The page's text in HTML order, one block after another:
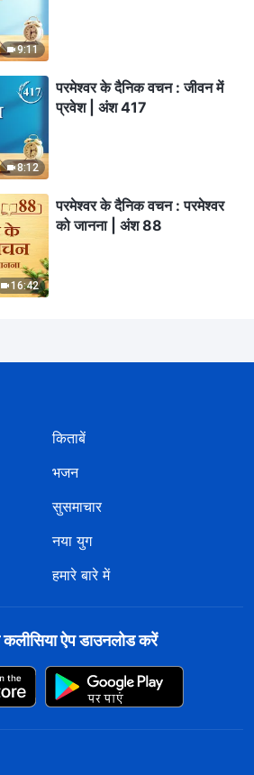
9:11
8:12
परमेश्वर के दैनिक वचन : जीवन में
प्रवेश | अंश 417
16:42
परमेश्वर के दैनिक वचन : परमेश्वर
को जानना | अंश 88
किताबें
भजन
सुसमाचार
नया युग
हमारे बारे में
कलीसिया ऐप डाउनलोड करें